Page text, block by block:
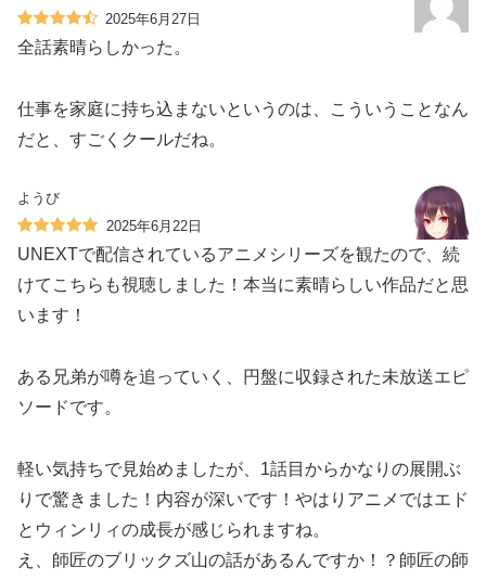
2025年6月27日
全話素晴らしかった。
仕事を家庭に持ち込まないというのは、こういうことなん
だと、すごくクールだね。
ようび
2025年6月22日
UNEXTで配信されているアニメシリーズを観たので、続
けてこちらも視聴しました！本当に素晴らしい作品だと思
います！
ある兄弟が噂を追っていく、円盤に収録された未放送エピ
ソードです。
軽い気持ちで見始めましたが、1話目からかなりの展開ぶ
りで驚きました！内容が深いです！やはりアニメではエド
とウィンリィの成長が感じられますね。
え、師匠のブリックズ山の話があるんですか！？師匠の師